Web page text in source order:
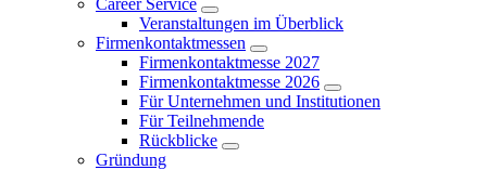
Career Service
Veranstaltungen im Überblick
Firmenkontaktmessen
Firmenkontaktmesse 2027
Firmenkontaktmesse 2026
Für Unternehmen und Institutionen
Für Teilnehmende
Rückblicke
Gründung